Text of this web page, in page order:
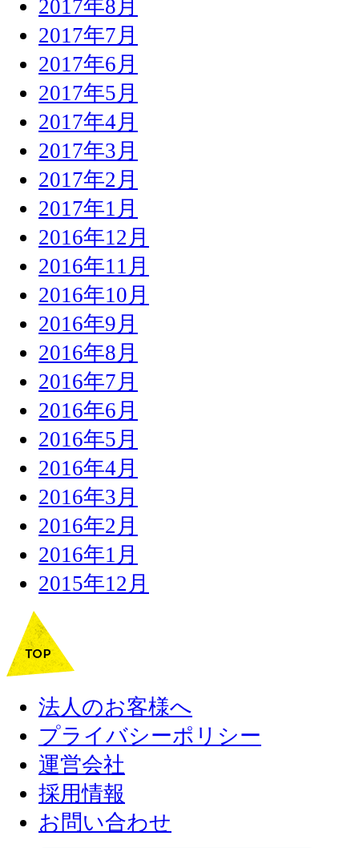
2017年8月
2017年7月
2017年6月
2017年5月
2017年4月
2017年3月
2017年2月
2017年1月
2016年12月
2016年11月
2016年10月
2016年9月
2016年8月
2016年7月
2016年6月
2016年5月
2016年4月
2016年3月
2016年2月
2016年1月
2015年12月
法人のお客様へ
プライバシーポリシー
運営会社
採用情報
お問い合わせ